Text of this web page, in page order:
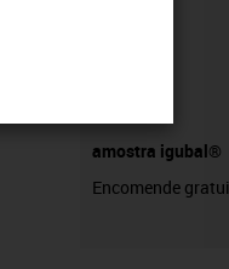
amostra igubal®
Encomende